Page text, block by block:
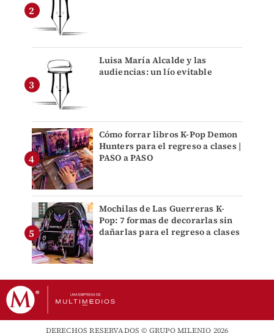
Luisa María Alcalde y las
audiencias: un lío evitable
Cómo forrar libros K-Pop Demon
Hunters para el regreso a clases |
PASO a PASO
Mochilas de Las Guerreras K-
Pop: 7 formas de decorarlas sin
dañarlas para el regreso a clases
DERECHOS RESERVADOS © GRUPO MILENIO 2026